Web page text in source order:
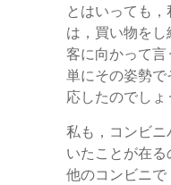
とはいっても
は，買い物を
客に向かって言
単にその姿勢
応したのでしょ
私も，コンビ
いたことが在る
他のコンビニで